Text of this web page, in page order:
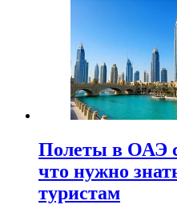
Полеты в ОАЭ
что нужно
туристам